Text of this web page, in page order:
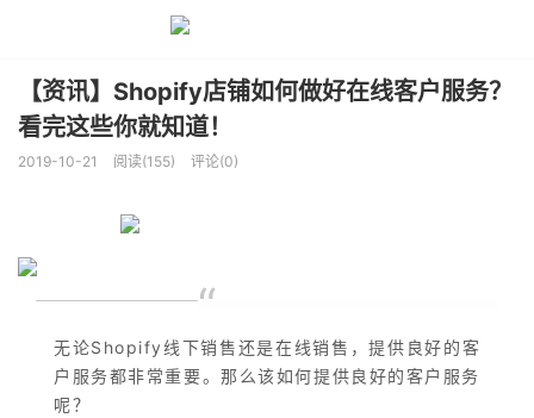
【资讯】Shopify店铺如何做好在线客户服务？
看完这些你就知道！
2019-10-21 阅读(155) 评论(0)
“
无论Shopify线下销售还是在线销售，提供良好的客
户服务都非常重要。那么该如何提供良好的客户服务
呢？